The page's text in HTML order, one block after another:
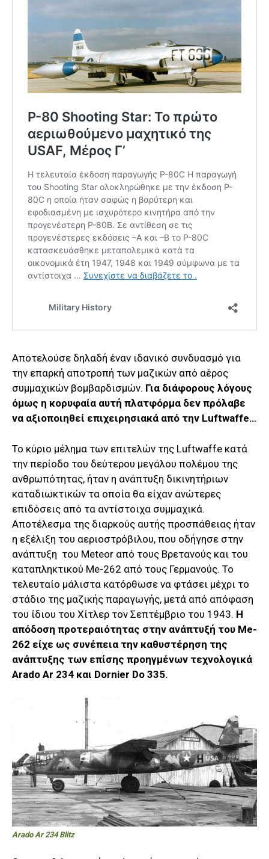
Αποτελούσε δηλαδή έναν ιδανικό συνδυασμό για
την επαρκή αποτροπή των μαζικών από αέρος
συμμαχικών βομβαρδισμών. Για διάφορους λόγους
όμως η κορυφαία αυτή πλατφόρμα δεν πρόλαβε
να αξιοποιηθεί επιχειρησιακά από την Luftwaffe…
Το κύριο μέλημα των επιτελών της Luftwaffe κατά
την περίοδο του δεύτερου μεγάλου πολέμου της
ανθρωπότητας, ήταν η ανάπτυξη δικινητήριων
καταδιωκτικών τα οποία θα είχαν ανώτερες
επιδόσεις από τα αντίστοιχα συμμαχικά.
Αποτέλεσμα της διαρκούς αυτής προσπάθειας ήταν
η εξέλιξη του αεριοστρόβιλου, που οδήγησε στην
ανάπτυξη του Meteor από τους Βρετανούς και του
καταπληκτικού Me-262 από τους Γερμανούς. Το
τελευταίο μάλιστα κατόρθωσε να φτάσει μέχρι το
στάδιο της μαζικής παραγωγής, μετά από απόφαση
του ίδιου του Χίτλερ τον Σεπτέμβριο του 1943. Η
απόδοση προτεραιότητας στην ανάπτυξή του Me-
262 είχε ως συνέπεια την καθυστέρηση της
ανάπτυξης των επίσης προηγμένων τεχνολογικά
Arado Ar 234 και Dornier Do 335.
Arado Ar 234 Blitz